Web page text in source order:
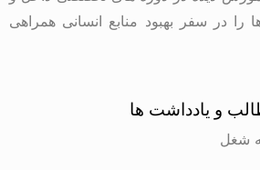
منابع انسانی همراهی
ها